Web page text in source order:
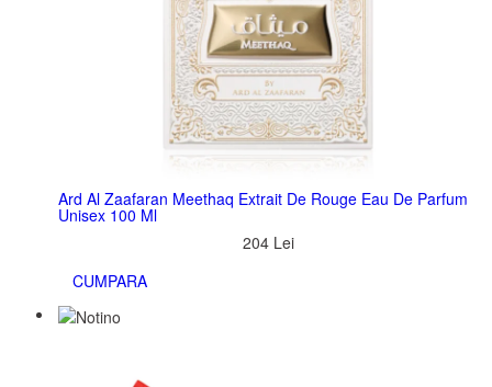
Ard Al Zaafaran Meethaq Extrait De Rouge Eau De Parfum
Unisex 100 Ml
204 Lei
CUMPARA